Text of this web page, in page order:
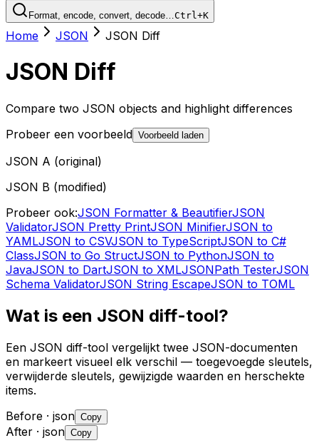
Format, encode, convert, decode…Ctrl+K
Home JSON JSON Diff
JSON Diff
Compare two JSON objects and highlight differences
Probeer een voorbeeld Voorbeeld laden
JSON A (original)
JSON B (modified)
Probeer ook:JSON Formatter & BeautifierJSON
ValidatorJSON Pretty PrintJSON MinifierJSON to
YAMLJSON to CSVJSON to TypeScriptJSON to C#
ClassJSON to Go StructJSON to PythonJSON to
JavaJSON to DartJSON to XMLJSONPath TesterJSON
Schema ValidatorJSON String EscapeJSON to TOML
Wat is een JSON diff-tool?
Een JSON diff-tool vergelijkt twee JSON-documenten
en markeert visueel elk verschil — toegevoegde sleutels,
verwijderde sleutels, gewijzigde waarden en herschekte
items.
Before · json Copy
After · json Copy